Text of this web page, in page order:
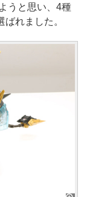
うと思い、4種
れました。